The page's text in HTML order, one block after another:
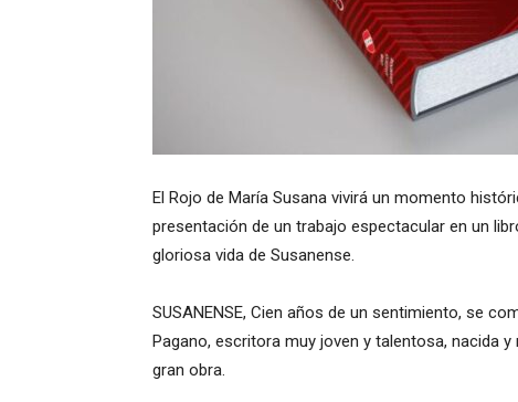
El Rojo de María Susana vivirá un momento
presentación de un trabajo espectacular en un
gloriosa vida de Susanense.
SUSANENSE, Cien años de un sentimiento, se
Pagano, escritora muy joven y talentosa, nacida
gran obra.